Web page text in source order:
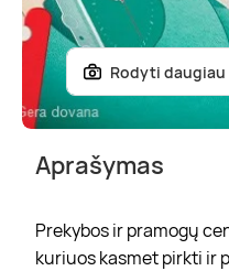
Rodyti
Aprašymas
Prekybos ir pramogų
kuriuos kasmet pirkti ir